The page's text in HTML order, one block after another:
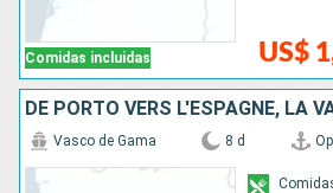
Comidas incluidas US$
Vasco de Gama 8 d